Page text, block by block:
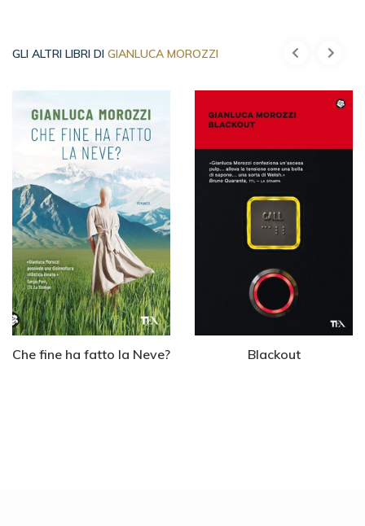
GLI ALTRI LIBRI DI GIANLUCA MOROZZI
Che fine ha fatto la Neve? Blackout